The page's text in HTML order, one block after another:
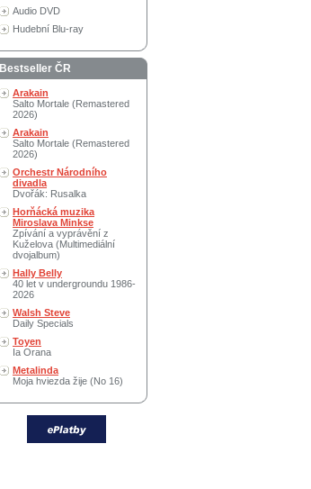
Audio DVD
Hudební Blu-ray
Bestseller ČR
Arakain
Salto Mortale (Remastered
2026)
Arakain
Salto Mortale (Remastered
2026)
Orchestr Národního
divadla
Dvořák: Rusalka
Horňácká muzika
Miroslava Minkse
Zpívání a vyprávění z
Kuželova (Multimediální
dvojalbum)
Hally Belly
40 let v undergroundu 1986-
2026
Walsh Steve
Daily Specials
Toyen
Ia Orana
Metalinda
Moja hviezda žije (No 16)